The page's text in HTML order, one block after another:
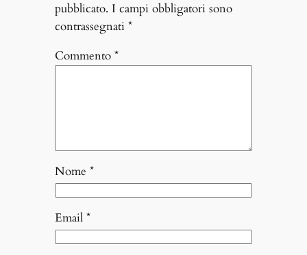
pubblicato. I campi obbligatori sono
contrassegnati *
Commento *
Nome *
Email *